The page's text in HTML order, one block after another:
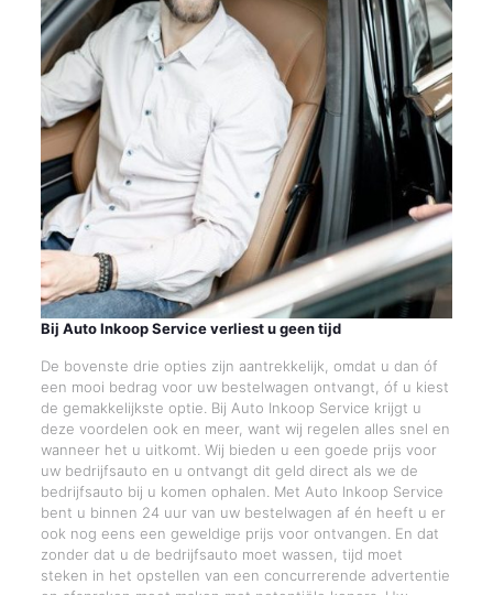
Bij Auto Inkoop Service verliest u geen tijd
De bovenste drie opties zijn aantrekkelijk, omdat u dan óf
een mooi bedrag voor uw bestelwagen ontvangt, óf u kiest
de gemakkelijkste optie. Bij Auto Inkoop Service krijgt u
deze voordelen ook en meer, want wij regelen alles snel en
wanneer het u uitkomt. Wij bieden u een goede prijs voor
uw bedrijfsauto en u ontvangt dit geld direct als we de
bedrijfsauto bij u komen ophalen. Met Auto Inkoop Service
bent u binnen 24 uur van uw bestelwagen af én heeft u er
ook nog eens een geweldige prijs voor ontvangen. En dat
zonder dat u de bedrijfsauto moet wassen, tijd moet
steken in het opstellen van een concurrerende advertentie